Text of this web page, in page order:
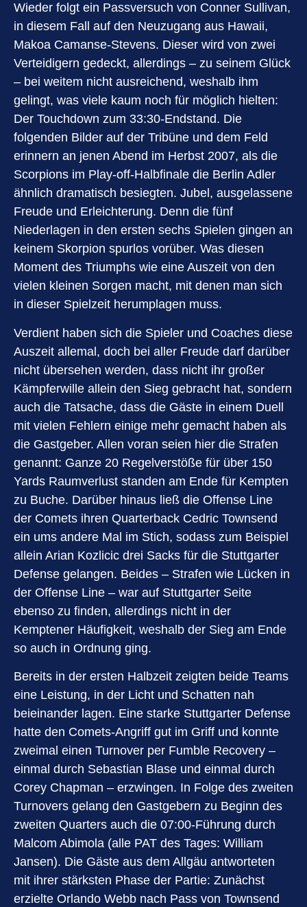
Wieder folgt ein Passversuch von Conner Sullivan,
in diesem Fall auf den Neuzugang aus Hawaii,
Makoa Camanse-Stevens. Dieser wird von zwei
Verteidigern gedeckt, allerdings – zu seinem Glück
– bei weitem nicht ausreichend, weshalb ihm
gelingt, was viele kaum noch für möglich hielten:
Der Touchdown zum 33:30-Endstand. Die
folgenden Bilder auf der Tribüne und dem Feld
erinnern an jenen Abend im Herbst 2007, als die
Scorpions im Play-off-Halbfinale die Berlin Adler
ähnlich dramatisch besiegten. Jubel, ausgelassene
Freude und Erleichterung. Denn die fünf
Niederlagen in den ersten sechs Spielen gingen an
keinem Skorpion spurlos vorüber. Was diesen
Moment des Triumphs wie eine Auszeit von den
vielen kleinen Sorgen macht, mit denen man sich
in dieser Spielzeit herumplagen muss.
Verdient haben sich die Spieler und Coaches diese
Auszeit allemal, doch bei aller Freude darf darüber
nicht übersehen werden, dass nicht ihr großer
Kämpferwille allein den Sieg gebracht hat, sondern
auch die Tatsache, dass die Gäste in einem Duell
mit vielen Fehlern einige mehr gemacht haben als
die Gastgeber. Allen voran seien hier die Strafen
genannt: Ganze 20 Regelverstöße für über 150
Yards Raumverlust standen am Ende für Kempten
zu Buche. Darüber hinaus ließ die Offense Line
der Comets ihren Quarterback Cedric Townsend
ein ums andere Mal im Stich, sodass zum Beispiel
allein Arian Kozlicic drei Sacks für die Stuttgarter
Defense gelangen. Beides – Strafen wie Lücken in
der Offense Line – war auf Stuttgarter Seite
ebenso zu finden, allerdings nicht in der
Kemptener Häufigkeit, weshalb der Sieg am Ende
so auch in Ordnung ging.
Bereits in der ersten Halbzeit zeigten beide Teams
eine Leistung, in der Licht und Schatten nah
beieinander lagen. Eine starke Stuttgarter Defense
hatte den Comets-Angriff gut im Griff und konnte
zweimal einen Turnover per Fumble Recovery –
einmal durch Sebastian Blase und einmal durch
Corey Chapman – erzwingen. In Folge des zweiten
Turnovers gelang den Gastgebern zu Beginn des
zweiten Quarters auch die 07:00-Führung durch
Malcom Abimola (alle PAT des Tages: William
Jansen). Die Gäste aus dem Allgäu antworteten
mit ihrer stärksten Phase der Partie: Zunächst
erzielte Orlando Webb nach Pass von Townsend